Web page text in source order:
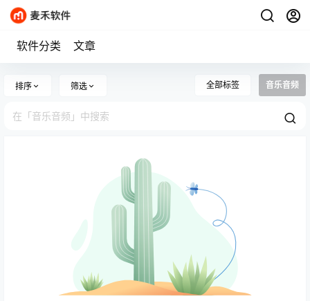
软件分类 文章
排序 筛选 全部标签 音乐音频